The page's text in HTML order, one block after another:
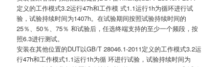
定义的工作模式3.2运行47h和工作模 式1.1运行1h为循环进行试
验，试验持续时间为1407h。在试验期间按照试验持续时间的
25％、50％、75％ 和试验后，任选终端支持的至少一个频段，按
照6.3进行测试。
安装在其他位置的DUT以GB/T 28046.1-2011定义的工作模式3.2运
行47h和工作模式1.1运行1h为循 环进行试验，试验持续时间为